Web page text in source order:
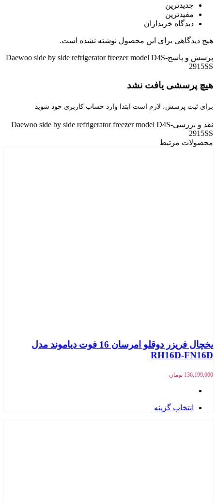
جدیدترین
مفیدترین
دیدگاه خریداران
هیچ دیدگاهی برای این محصول نوشته نشده است.
پرسش و پاسخDaewoo side by side refrigerator freezer model D4S-
2915SS
هیچ پرسشی یافت نشد
برای ثبت پرسش، لازم است ابتدا وارد حساب کاربری خود شوید
نقد و بررسیDaewoo side by side refrigerator freezer model D4S-
2915SS
محصولات مرتبط
یخچال فریزر دوقلو امرسان 16 فوت دیاموند مدل
RH16D-FN16D
136,199,000 تومان
انتخاب گزینه